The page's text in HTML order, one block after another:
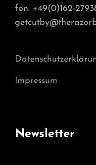
fon: +49(0)162-
Impressum
Newsletter